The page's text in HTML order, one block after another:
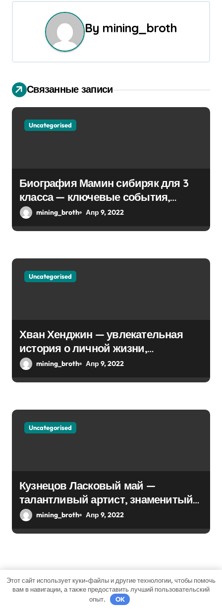
о
з
я
м
By mining_broth
Связанные записи
Uncategorised
Биография Мамин сибиряк для 3
класса — ключевые события,
достижения, история жизни
mining_broth Апр 9, 2022
Uncategorised
Хван Хенджин — увлекательная
история о личной жизни,
биографии и впечатляющей
mining_broth Апр 9, 2022
Uncategorised
Кузнецов Ласковый май —
талантливый артист, знаменитый
хитами прошлого — биография и
mining_broth Апр 9, 2022
Добавить комментарий
Для отправки комментария вам необходимо
Этот сайт использует куки-файлы и другие технологии, чтобы помочь
вам в навигации, а также предоставить лучший пользовательский
опыт.
OK